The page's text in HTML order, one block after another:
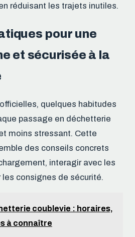
réduisant les trajets inutiles.
pour une
et sécurisée à la
quelques habitudes
passage en déchetterie
moins stressant. Cette
des conseils concrets
interagir avec les
consignes de sécurité.
coublevie : horaires,
à connaître